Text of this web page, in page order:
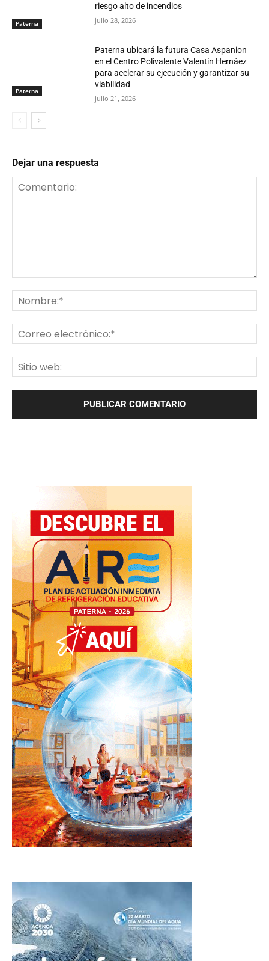
Paterna
riesgo alto de incendios
julio 28, 2026
Paterna
Paterna ubicará la futura Casa Aspanion
en el Centro Polivalente Valentín Hernáez
para acelerar su ejecución y garantizar su
viabilidad
julio 21, 2026
Dejar una respuesta